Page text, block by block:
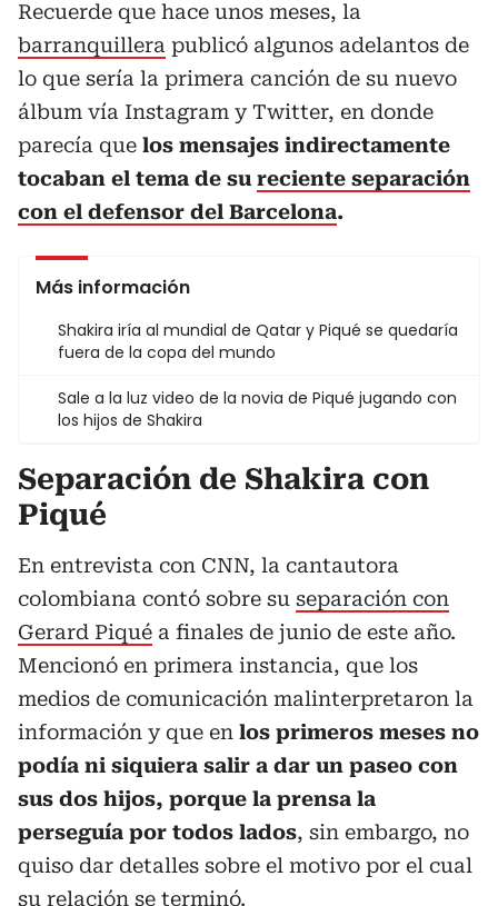
Recuerde que hace unos meses, la
barranquillera publicó algunos adelantos de
lo que sería la primera canción de su nuevo
álbum vía Instagram y Twitter, en donde
parecía que los mensajes indirectamente
tocaban el tema de su reciente separación
con el defensor del Barcelona.
Más información
Shakira iría al mundial de Qatar y Piqué se quedaría
fuera de la copa del mundo
Sale a la luz video de la novia de Piqué jugando con
los hijos de Shakira
Separación de Shakira con
Piqué
En entrevista con CNN, la cantautora
colombiana contó sobre su separación con
Gerard Piqué a finales de junio de este año.
Mencionó en primera instancia, que los
medios de comunicación malinterpretaron la
información y que en los primeros meses no
podía ni siquiera salir a dar un paseo con
sus dos hijos, porque la prensa la
perseguía por todos lados, sin embargo, no
quiso dar detalles sobre el motivo por el cual
su relación se terminó.